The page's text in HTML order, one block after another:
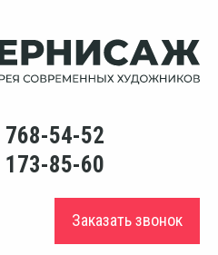
768-54-52
173-85-60
Заказать звонок